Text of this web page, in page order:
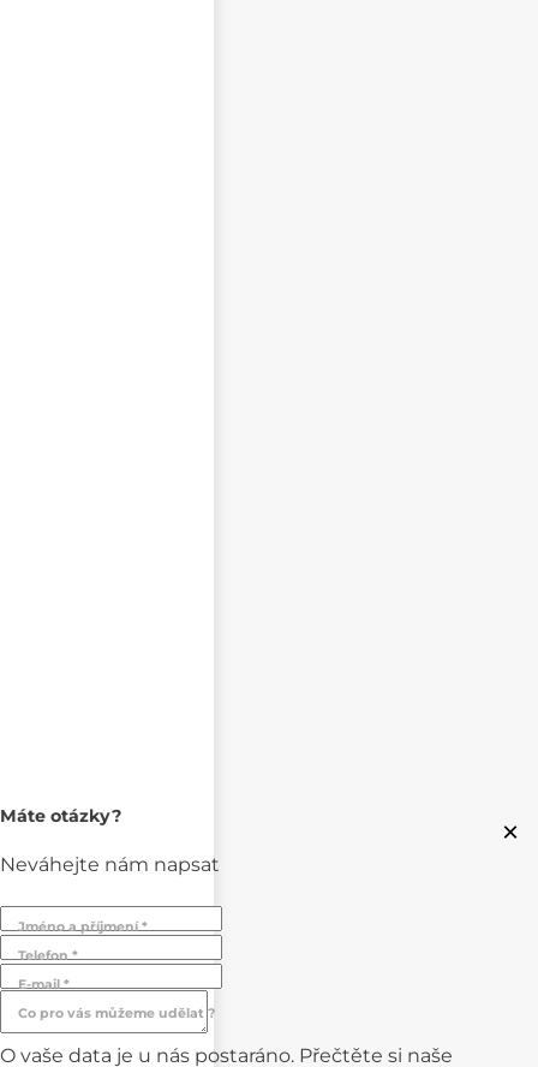
×
Máte otázky?
Neváhejte nám napsat
Jméno a příjmení *
Telefon *
E-mail *
Co pro vás můžeme udělat ?
O vaše data je u nás postaráno. Přečtěte si naše